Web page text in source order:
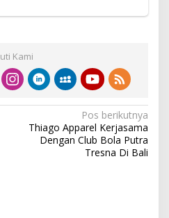
Kami
Pos berikutnya
Thiago Apparel Kerjasama
Dengan Club Bola Putra
Tresna Di Bali